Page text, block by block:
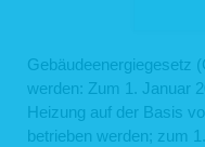
Gebäudeenergiegesetz
werden: Zum 1. Januar
Heizung auf der Basis
betrieben werden; zum